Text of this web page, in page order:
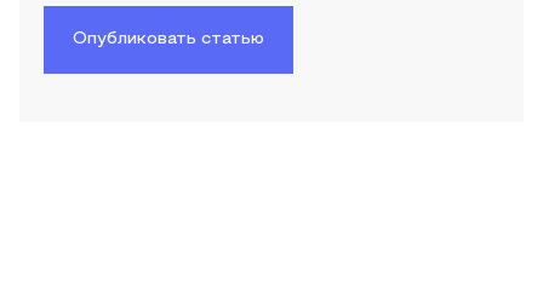
Опубликовать статью